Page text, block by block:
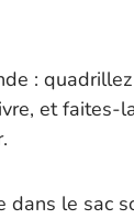
:
et faites-
dans le sac